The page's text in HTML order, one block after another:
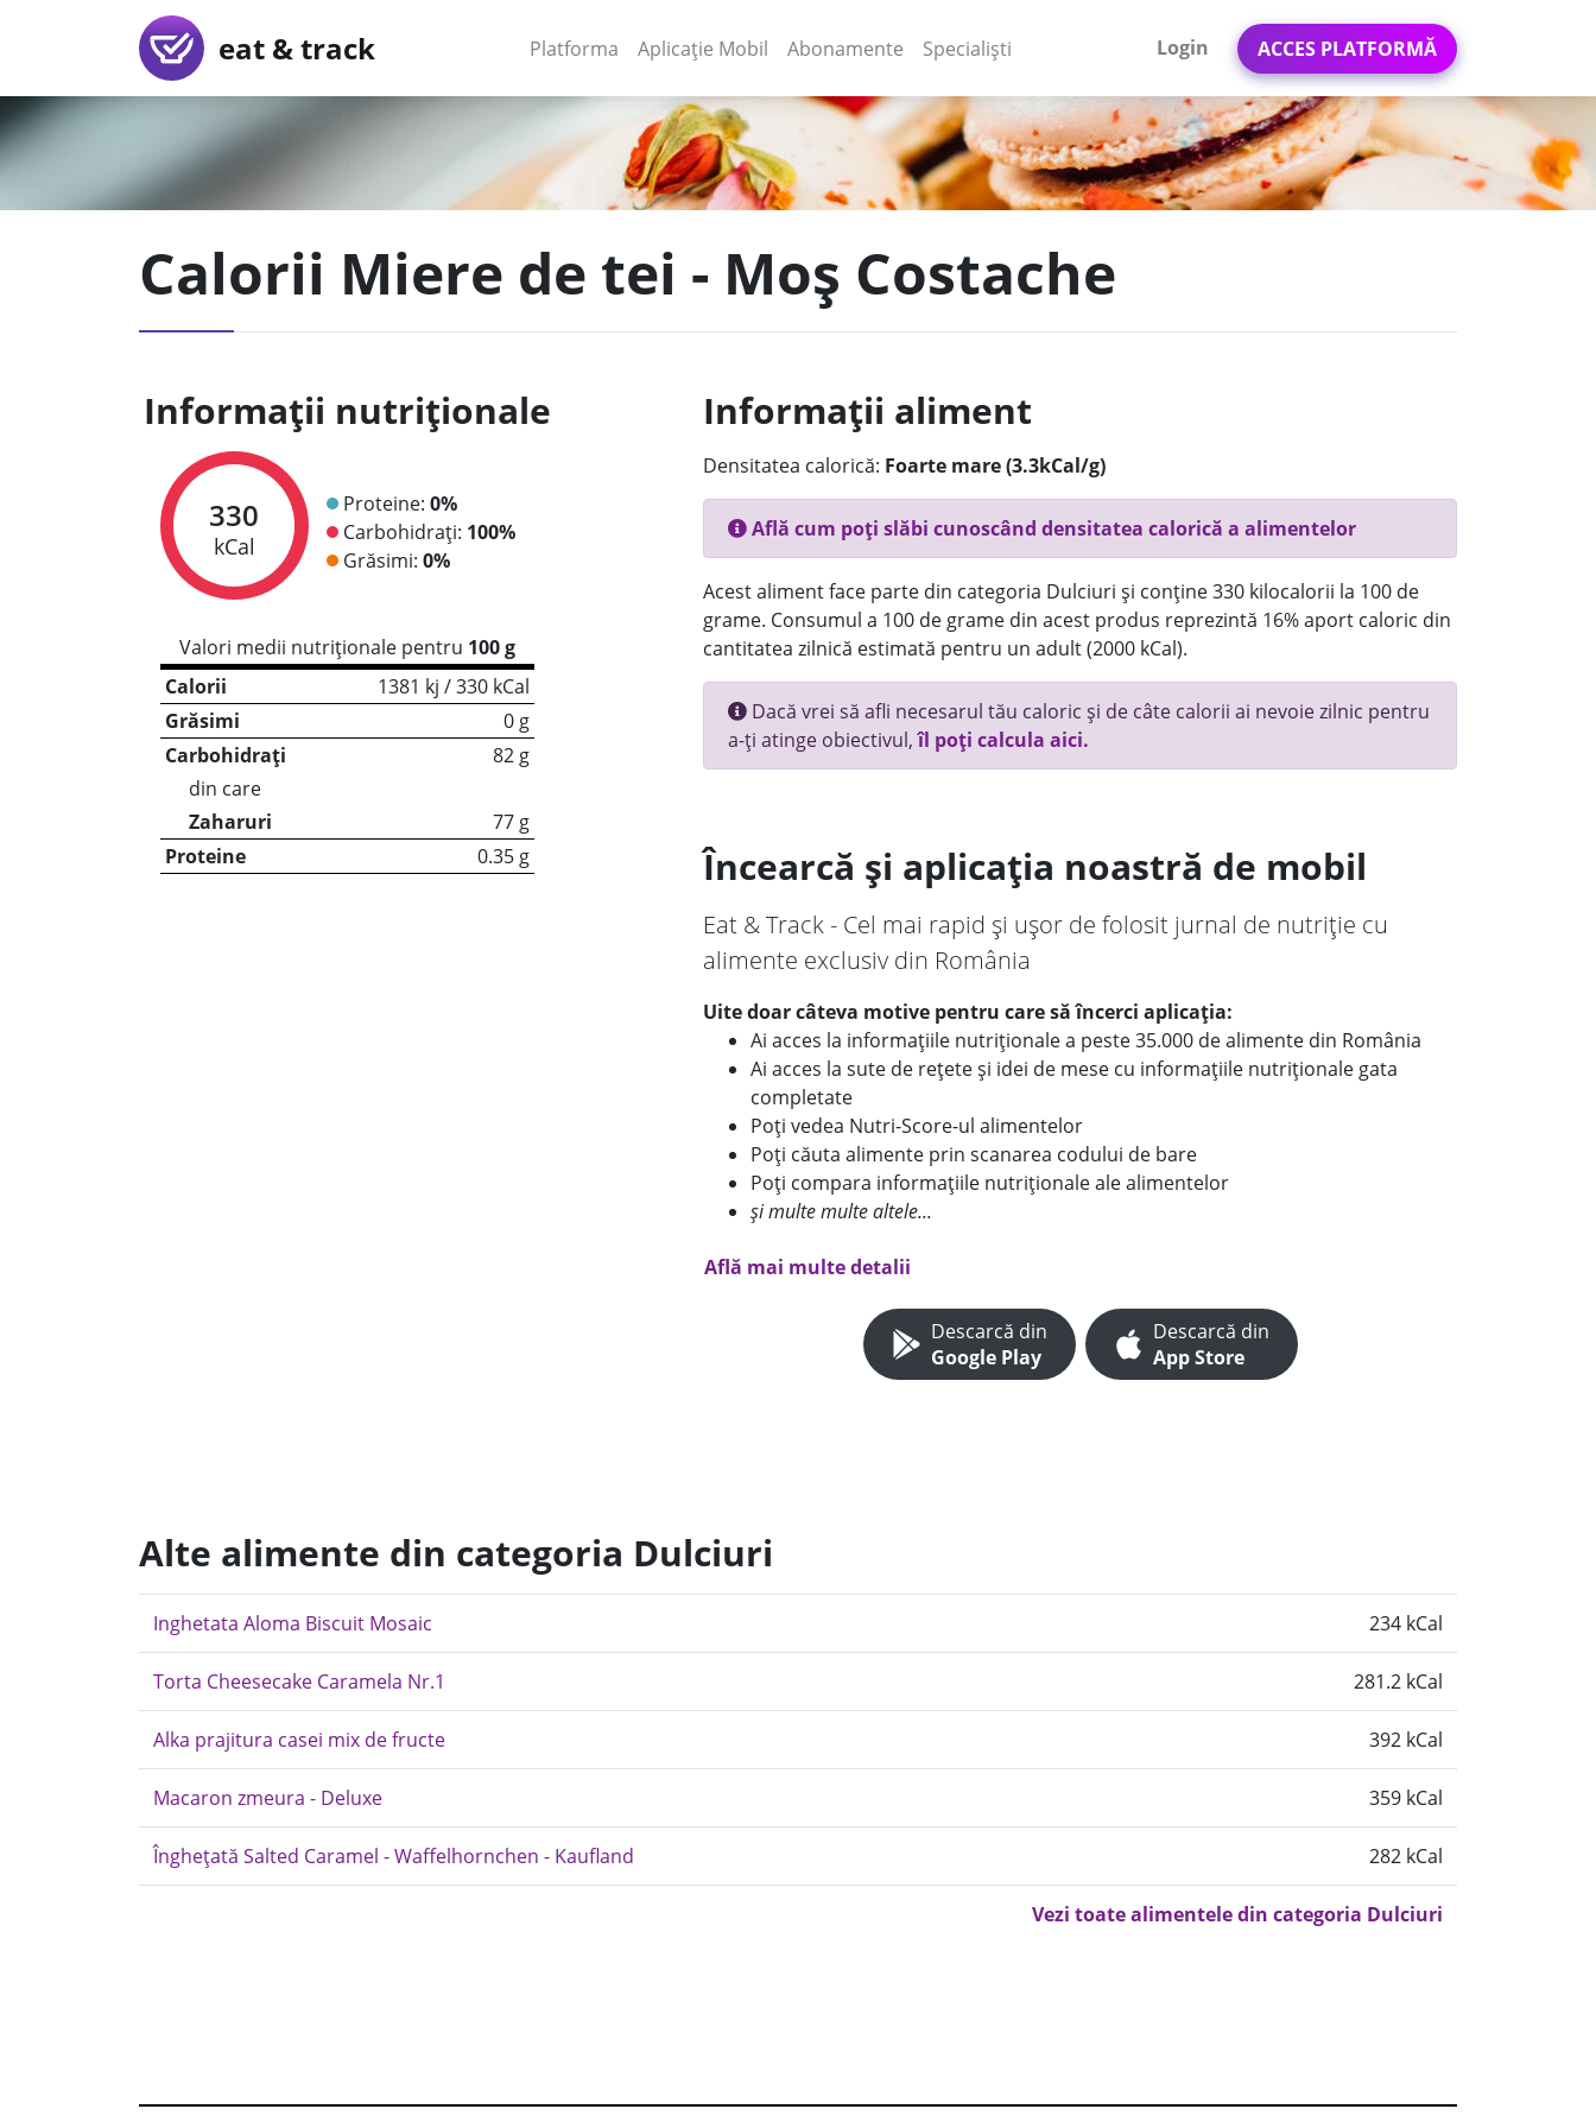
eat & track Platforma (current)
Aplicație Mobil (current)
Abonamente Specialiști Login ACCES PLATFORMĂ
Calorii Miere de tei - Moș Costache
Informații nutriționale
330
kCal
Proteine: 0%
Carbohidrați: 100%
Grăsimi: 0%
Valori medii nutriționale pentru 100 g
Calorii
1381 kj / 330 kCal
Grăsimi
0 g
Carbohidrați
82 g
din care
Zaharuri
77 g
Proteine
0.35 g
Informații aliment
Densitatea calorică: Foarte mare (3.3kCal/g)
Află cum poți slăbi cunoscând densitatea calorică a alimentelor
Acest aliment face parte din categoria Dulciuri și conține 330 kilocalorii la 100 de
grame. Consumul a 100 de grame din acest produs reprezintă 16% aport caloric din
cantitatea zilnică estimată pentru un adult (2000 kCal).
Dacă vrei să afli necesarul tău caloric și de câte calorii ai nevoie zilnic pentru
a-ți atinge obiectivul,îl poți calcula aici.
Încearcă și aplicația noastră de mobil
Eat & Track - Cel mai rapid și ușor de folosit jurnal de nutriție cu
alimente exclusiv din România
Uite doar câteva motive pentru care să încerci aplicația:
Ai acces la informațiile nutriționale a peste 35.000 de alimente din România
Ai acces la sute de rețete și idei de mese cu informațiile nutriționale gata
completate
Poți vedea Nutri-Score-ul alimentelor
Poți căuta alimente prin scanarea codului de bare
Poți compara informațiile nutriționale ale alimentelor
și multe multe altele...
Află mai multe detalii
Descarcă din
Google Play
Descarcă din
App Store
Alte alimente din categoria Dulciuri
Inghetata Aloma Biscuit Mosaic 234 kCal
Torta Cheesecake Caramela Nr.1 281.2 kCal
Alka prajitura casei mix de fructe 392 kCal
Macaron zmeura - Deluxe 359 kCal
Înghețată Salted Caramel - Waffelhornchen - Kaufland 282 kCal
Vezi toate alimentele din categoria Dulciuri